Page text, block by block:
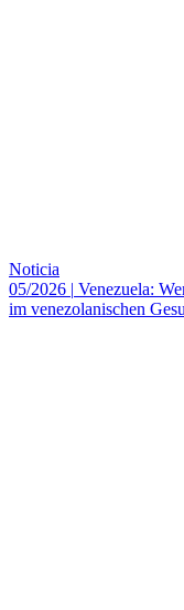
Noticia
05/2026 | Venezuela:
im venezolanischen